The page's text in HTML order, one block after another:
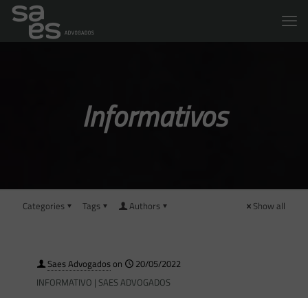
Informativos
Categories Tags Authors Show all
Saes Advogadoson
20/05/2022
INFORMATIVO | SAES ADVOGADOS